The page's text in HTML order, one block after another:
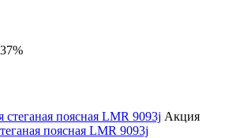
Акция
поясная LMR 9093j